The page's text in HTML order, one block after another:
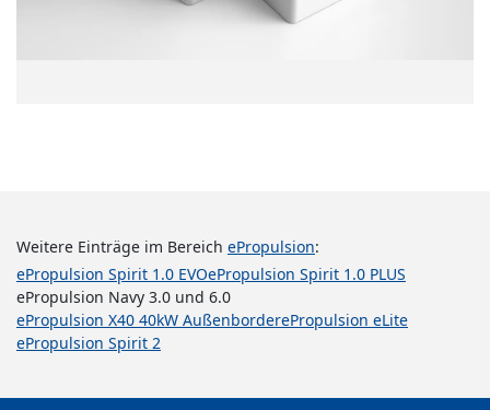
Weitere Einträge im Bereich ePropulsion:
ePropulsion Spirit 1.0 EVOePropulsion Spirit 1.0 PLUS
ePropulsion Navy 3.0 und 6.0
ePropulsion X40 40kW AußenborderePropulsion eLite
ePropulsion Spirit 2